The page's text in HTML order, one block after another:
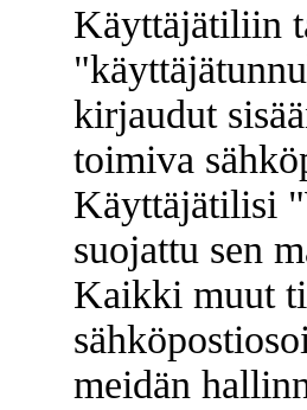
Käyttäjätiliin
kirjaudut
toimiva
Käyttäjätilisi
suojattu sen
Kaikki muut
meidän